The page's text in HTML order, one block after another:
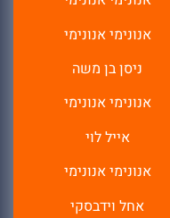
אנונימי אנונימי
ניסן בן משה
אנונימי אנונימי
אייל לוי
אנונימי אנונימי
אחל וידבסקי